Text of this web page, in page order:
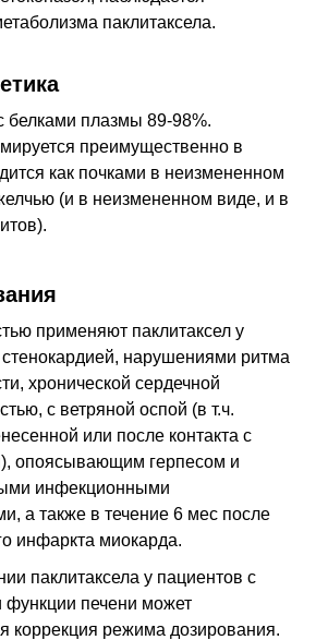
паклитаксела.
белками плазмы 89-98%.
преимущественно в
как почками в неизмененном
(и в неизмененном виде, и в
применяют паклитаксел у
нарушениями ритма
хронической сердечной
с ветряной оспой (в т.ч.
или после контакта с
опоясывающим герпесом и
инфекционными
а также в течение 6 мес после
инфаркта миокарда.
паклитаксела у пациентов с
печени может
коррекция режима дозирования.